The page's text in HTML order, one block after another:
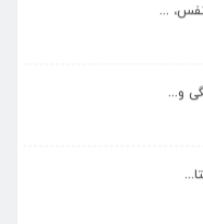
...
و...